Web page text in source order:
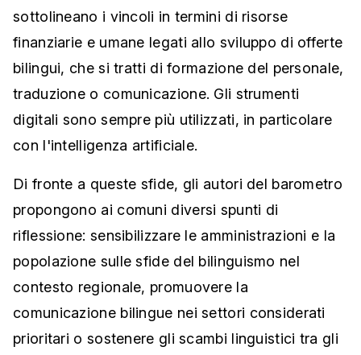
sottolineano i vincoli in termini di risorse
finanziarie e umane legati allo sviluppo di offerte
bilingui, che si tratti di formazione del personale,
traduzione o comunicazione. Gli strumenti
digitali sono sempre più utilizzati, in particolare
con l'intelligenza artificiale.
Di fronte a queste sfide, gli autori del barometro
propongono ai comuni diversi spunti di
riflessione: sensibilizzare le amministrazioni e la
popolazione sulle sfide del bilinguismo nel
contesto regionale, promuovere la
comunicazione bilingue nei settori considerati
prioritari o sostenere gli scambi linguistici tra gli